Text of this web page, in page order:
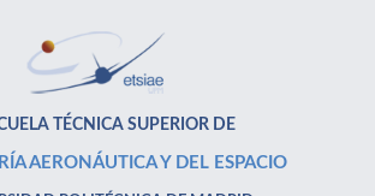
TÉCNICA SUPERIOR DE
AERONÁUTICA Y DEL ESPACIO